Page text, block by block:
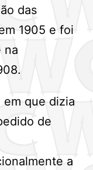
das
1905 e foi
na
que dizia
de
a